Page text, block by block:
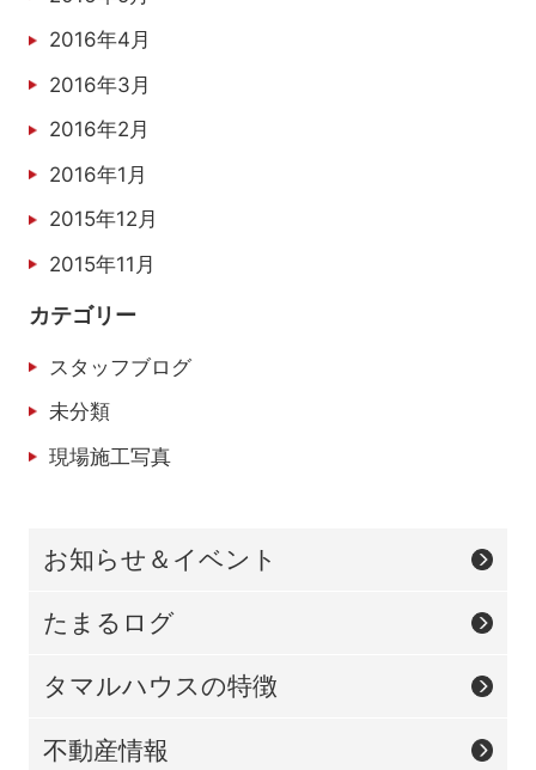
2016年4月
2016年3月
2016年2月
2016年1月
2015年12月
2015年11月
カテゴリー
スタッフブログ
未分類
現場施工写真
お知らせ＆イベント
たまるログ
タマルハウスの特徴
不動産情報